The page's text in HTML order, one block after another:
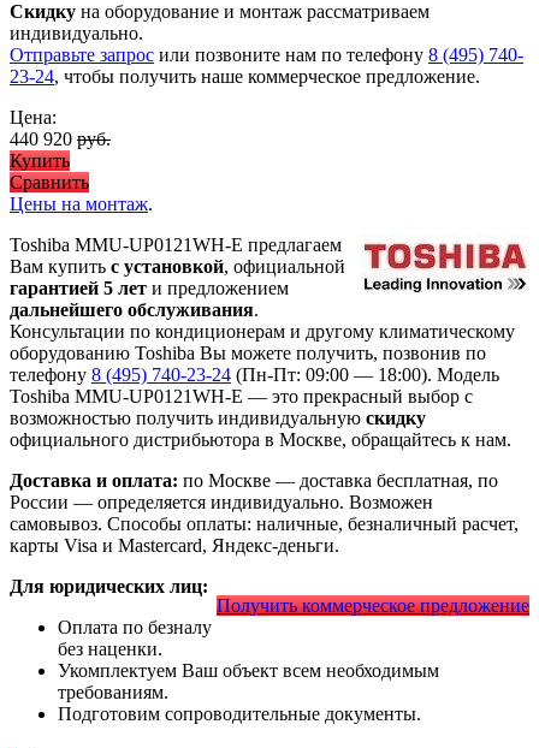
Скидку на оборудование и монтаж рассматриваем
индивидуально.
Отправьте запрос или позвоните нам по телефону 8 (495) 740-
23-24, чтобы получить наше коммерческое предложение.
Цена:
440 920 руб.
Купить
Сравнить
Цены на монтаж.
Toshiba MMU-UP0121WH-E предлагаем
Вам купить с установкой, официальной
гарантией 5 лет и предложением
дальнейшего обслуживания.
Консультации по кондиционерам и другому климатическому
оборудованию Toshiba Вы можете получить, позвонив по
телефону 8 (495) 740-23-24 (Пн-Пт: 09:00 — 18:00). Модель
Toshiba MMU-UP0121WH-E — это прекрасный выбор с
возможностью получить индивидуальную скидку
официального дистрибьютора в Москве, обращайтесь к нам.
Доставка и оплата: по Москве — доставка бесплатная, по
России — определяется индивидуально. Возможен
самовывоз. Способы оплаты: наличные, безналичный расчет,
карты Visa и Mastercard, Яндекс-деньги.
Получить коммерческое предложение
Для юридических лиц:
Оплата по безналу
без наценки.
Укомплектуем Ваш объект всем необходимым
требованиям.
Подготовим сопроводительные документы.